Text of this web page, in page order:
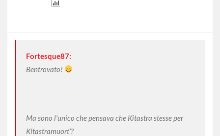
Fortesque87:
Bentrovato!
Ma sono l’unico che pensava che Kitastra stesse per
Kitastramuort’?